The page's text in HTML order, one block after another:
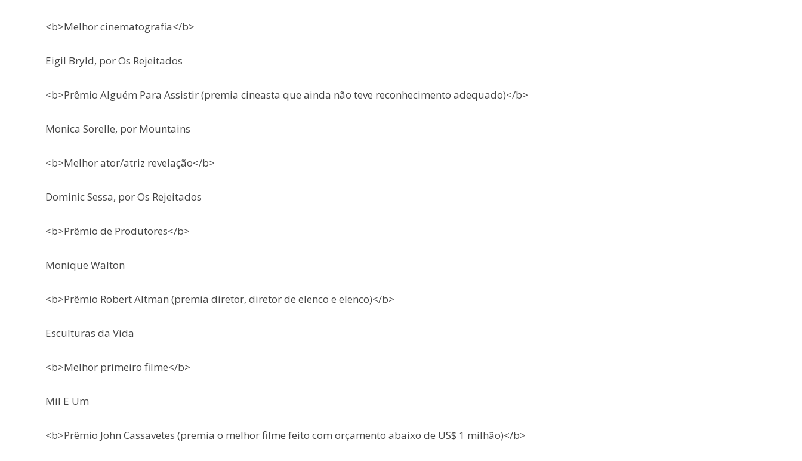
<b>Melhor cinematografia</b>
Eigil Bryld, por Os Rejeitados
<b>Prêmio Alguém Para Assistir (premia cineasta que ainda não teve reconhecimento adequado)</b>
Monica Sorelle, por Mountains
<b>Melhor ator/atriz revelação</b>
Dominic Sessa, por Os Rejeitados
<b>Prêmio de Produtores</b>
Monique Walton
<b>Prêmio Robert Altman (premia diretor, diretor de elenco e elenco)</b>
Esculturas da Vida
<b>Melhor primeiro filme</b>
Mil E Um
<b>Prêmio John Cassavetes (premia o melhor filme feito com orçamento abaixo de US$ 1 milhão)</b>